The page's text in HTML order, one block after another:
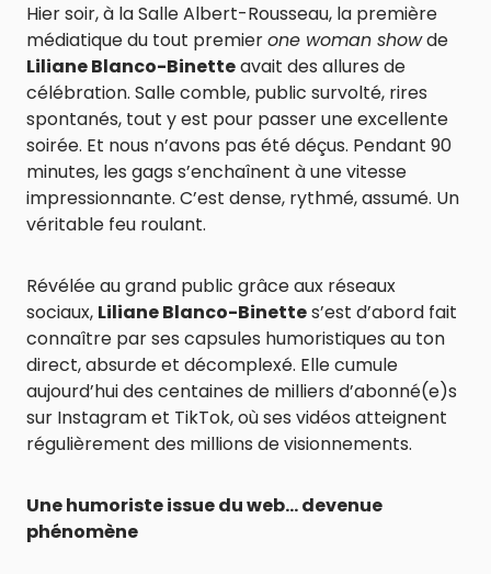
Hier soir, à la Salle Albert-Rousseau, la première
médiatique du tout premierone woman showde
Liliane Blanco-Binetteavait des allures de
célébration. Salle comble, public survolté, rires
spontanés, tout y est pour passer une excellente
soirée. Et nous n’avons pas été déçus. Pendant 90
minutes, les gags s’enchaînent à une vitesse
impressionnante. C’est dense, rythmé, assumé. Un
véritable feu roulant.
Révélée au grand public grâce aux réseaux
sociaux, Liliane Blanco-Binettes’est d’abord fait
connaître par ses capsules humoristiques au ton
direct, absurde et décomplexé. Elle cumule
aujourd’hui des centaines de milliers d’abonné(e)s
sur Instagram et TikTok, où ses vidéos atteignent
régulièrement des millions de visionnements.
Une humoriste issue du web… devenue
phénomène